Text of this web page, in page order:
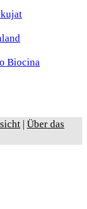
| Über das